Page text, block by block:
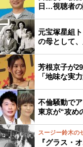
日…視聴者
元宝塚星組
の母として
芳根京子が
「地味な実
不倫騒動で
東京が“攻め
スージー鈴木の
『グラス・